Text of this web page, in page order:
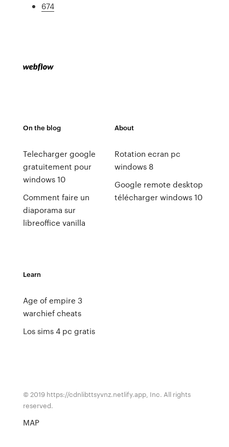
674
On the blog
Telecharger google
gratuitement pour
windows 10
Comment faire un
diaporama sur
libreoffice vanilla
About
Rotation ecran pc
windows 8
Google remote desktop
télécharger windows 10
Learn
Age of empire 3
warchief cheats
Los sims 4 pc gratis
© 2019 https://cdnlibttsyvnz.netlify.app, Inc. All rights
reserved.
MAP